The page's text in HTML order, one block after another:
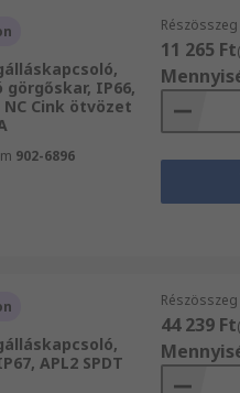
IP66,
NC Cink ötvözet
902-6896
11 265 Ft
APL2 SPDT
44 239 Ft